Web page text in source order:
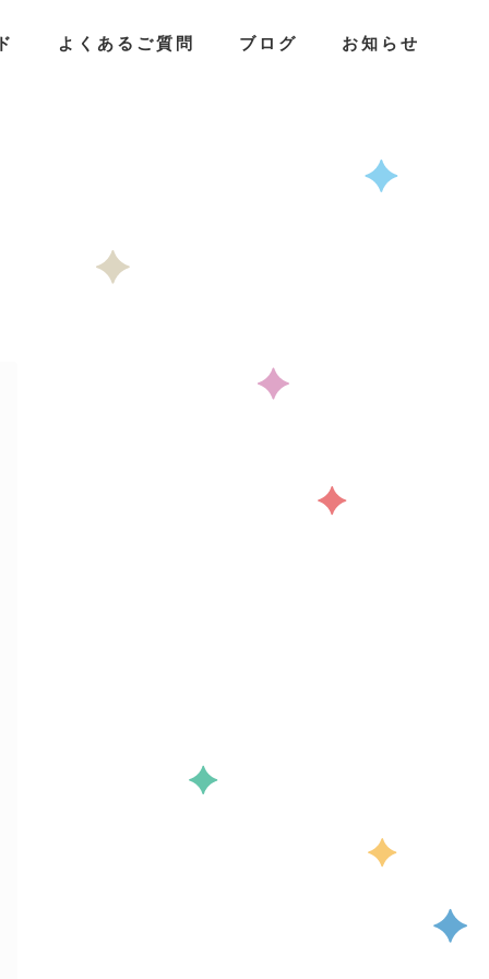
よくあるご質問 ブログ お知らせ